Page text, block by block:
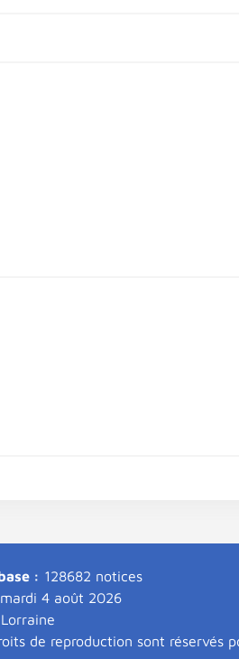
: 128682 notices
mardi 4 août 2026
de reproduction sont réservés